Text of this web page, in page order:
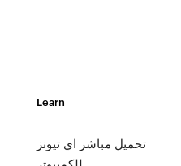
Learn
تحميل مباشر اي تيونز